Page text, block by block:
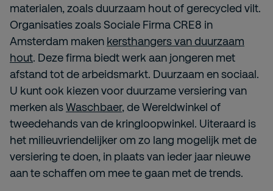
materialen, zoals duurzaam hout of gerecycled vilt.
Organisaties zoals Sociale Firma CRE8 in
Amsterdam maken kersthangers van duurzaam
hout. Deze firma biedt werk aan jongeren met
afstand tot de arbeidsmarkt. Duurzaam en sociaal.
U kunt ook kiezen voor duurzame versiering van
merken alsWaschbaer, de Wereldwinkel of
tweedehands van de kringloopwinkel. Uiteraard is
het milieuvriendelijker om zo lang mogelijk met de
versiering te doen, in plaats van ieder jaar nieuwe
aan te schaffen om mee te gaan met de trends.